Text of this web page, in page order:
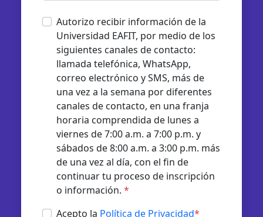
Autorizo recibir información de la
Universidad EAFIT, por medio de los
siguientes canales de contacto:
llamada telefónica, WhatsApp,
correo electrónico y SMS, más de
una vez a la semana por diferentes
canales de contacto, en una franja
horaria comprendida de lunes a
viernes de 7:00 a.m. a 7:00 p.m. y
sábados de 8:00 a.m. a 3:00 p.m. más
de una vez al día, con el fin de
continuar tu proceso de inscripción
o información. *
Acepto la Política de Privacidad*